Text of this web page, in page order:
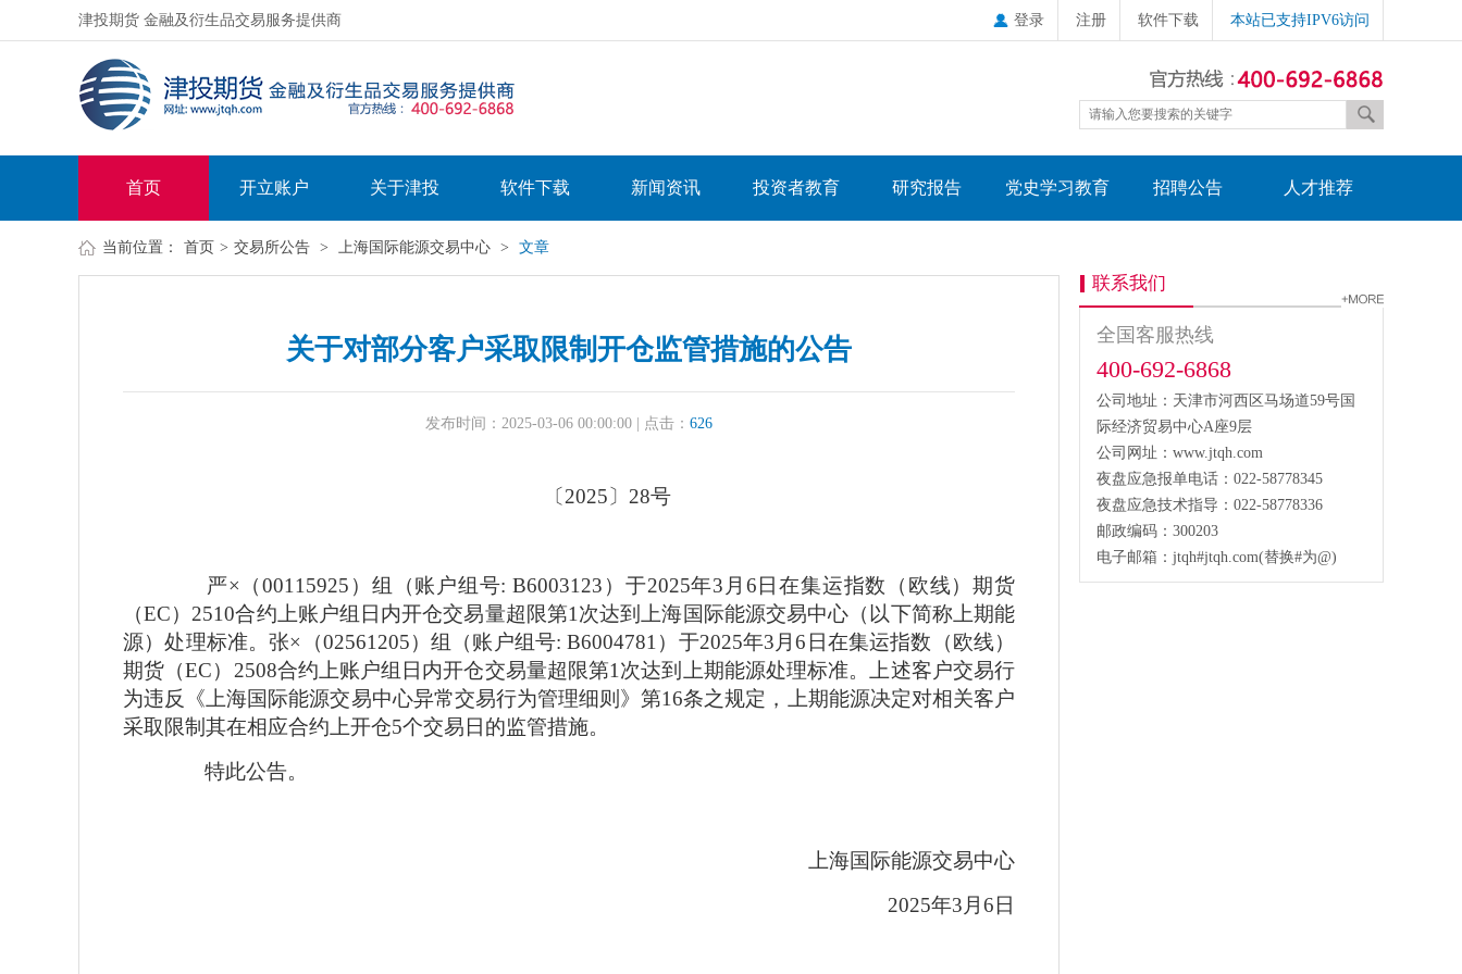
津投期货 金融及衍生品交易服务提供商 登录 注册 软件下载 本站已支持IPV6访问
首页 开立账户 关于津投 软件下载 新闻资讯 投资者教育 研究报告 党史学习教育 招聘公告 人才推荐
当前位置： 首页 > 交易所公告 > 上海国际能源交易中心 > 文章
关于对部分客户采取限制开仓监管措施的公告
发布时间：2025-03-06 00:00:00 | 点击： 626
〔 2025 〕 28号
严×（00115925 ）组 （账户组号: B6003123 ）于2025年3 月 6 日在集运指数（欧线）期货
（EC） 2510合约上账户组日内开仓交易量超限第1 次达到上海国际能源交易中心（以下简称上期能
源）处理标准。张×（02561205）组 （账户组号: B6004781 ）于2025年3 月6 日在集运指数（欧线）
期货（EC） 2508合约上账户组日内开仓交易量超限第1 次达到上期能源处理标准。上述客户交易行
为违反《上海国际能源交易中心异常交易行为管理细则》第16条之规定，上期能源决定对相关客户
采取限制其在相应合约上开仓5个交易日的监管措施。
特此公告。
上海国际能源交易中心
2025年3 月 6 日
联系我们
全国客服热线
400-692-6868
公司地址：天津市河西区马场道59号国
际经济贸易中心A座9层
公司网址：www.jtqh.com
夜盘应急报单电话：022-58778345
夜盘应急技术指导：022-58778336
邮政编码：300203
电子邮箱：jtqh#jtqh.com(替换#为@)